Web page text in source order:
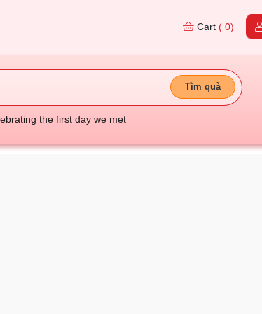
Cart ( 0)
Tìm quà
the first day we met